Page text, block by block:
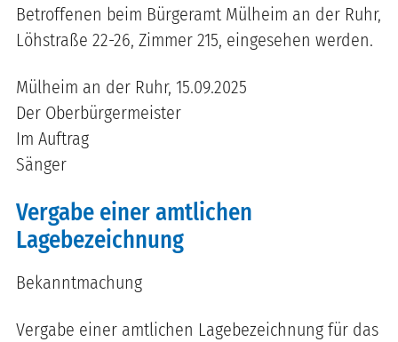
Betroffenen beim Bürgeramt Mülheim an der Ruhr,
Löhstraße 22-26, Zimmer 215, eingesehen werden.
Mülheim an der Ruhr, 15.09.2025
Der Oberbürgermeister
Im Auftrag
Sänger
Vergabe einer amtlichen
Lagebezeichnung
Bekanntmachung
Vergabe einer amtlichen Lagebezeichnung für das